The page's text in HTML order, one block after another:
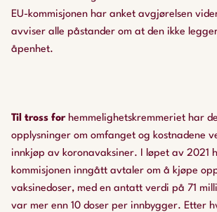
EU-kommisjonen har anket avgjørelsen
avviser alle påstander om at den ikke
åpenhet.
Til tross forhemmelighetskremmeriet har
opplysninger om omfanget og kostnadene
innkjøp av koronavaksiner. I løpet av 2021
kommisjonen inngått avtaler om å kjøpe
vaksinedoser, med en antatt verdi på 71
var mer enn 10 doser per innbygger. Etter